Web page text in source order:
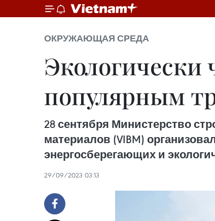
ОКРУЖАЮЩАЯ СРЕДА
Экологически
популярным
28 сентября Министерство
материалов (VIBM)
энергосберегающих и
29/09/2023 03:13